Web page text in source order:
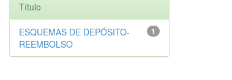
Título
1
ESQUEMAS DE DEPÓSITO-
REEMBOLSO